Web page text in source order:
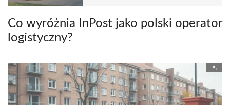
Co wyróżnia InPost jako polski operator
logistyczny?